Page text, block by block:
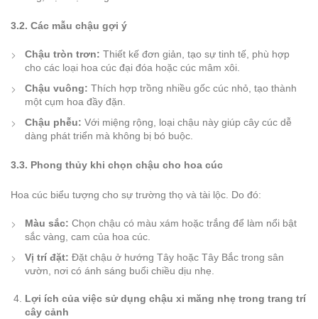
3.2. Các mẫu chậu gợi ý
Chậu tròn trơn: Thiết kế đơn giản, tạo sự tinh tế, phù hợp
cho các loại hoa cúc đại đóa hoặc cúc mâm xôi.
Chậu vuông: Thích hợp trồng nhiều gốc cúc nhỏ, tạo thành
một cụm hoa đầy đặn.
Chậu phễu: Với miệng rộng, loại chậu này giúp cây cúc dễ
dàng phát triển mà không bị bó buộc.
3.3. Phong thủy khi chọn chậu cho hoa cúc
Hoa cúc biểu tượng cho sự trường thọ và tài lộc. Do đó:
Màu sắc: Chọn chậu có màu xám hoặc trắng để làm nổi bật
sắc vàng, cam của hoa cúc.
Vị trí đặt: Đặt chậu ở hướng Tây hoặc Tây Bắc trong sân
vườn, nơi có ánh sáng buổi chiều dịu nhẹ.
Lợi ích của việc sử dụng chậu xi măng nhẹ trong trang trí
cây cảnh